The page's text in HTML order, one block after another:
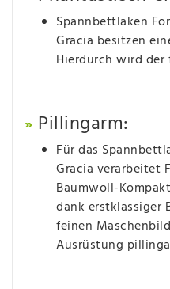
Spannbettlaken
Gracia besitzen
Hierdurch wird
» Pillingarm:
Für das
Gracia verarbeitet
Baumwoll-
dank erstklassiger
feinen
Ausrüstung